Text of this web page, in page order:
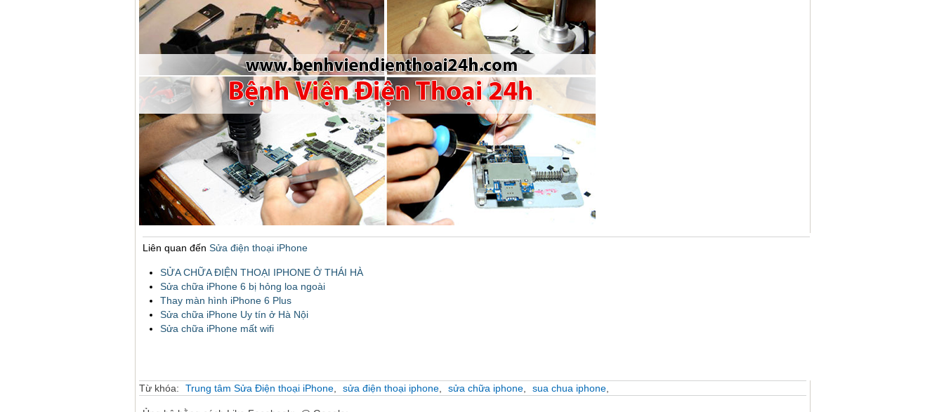
Liên quan đến Sửa điện thoại iPhone
SỬA CHỮA ĐIỆN THOẠI IPHONE Ở THÁI HÀ
Sửa chữa iPhone 6 bị hỏng loa ngoài
Thay màn hình iPhone 6 Plus
Sửa chữa iPhone Uy tín ở Hà Nội
Sửa chữa iPhone mất wifi
Từ khóa: Trung tâm Sửa Điện thoại iPhone sửa điện thoại iphone sửa chữa iphone sua chua iphone